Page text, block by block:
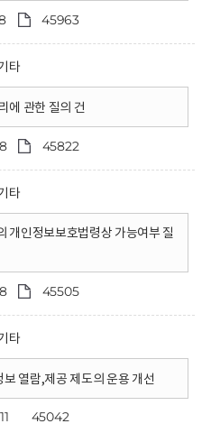
45963
타
에 관한 질의 건
45822
타
개인정보보호법령상 가능여부 질
45505
타
열람,제공 제도의 운용 개선
45042